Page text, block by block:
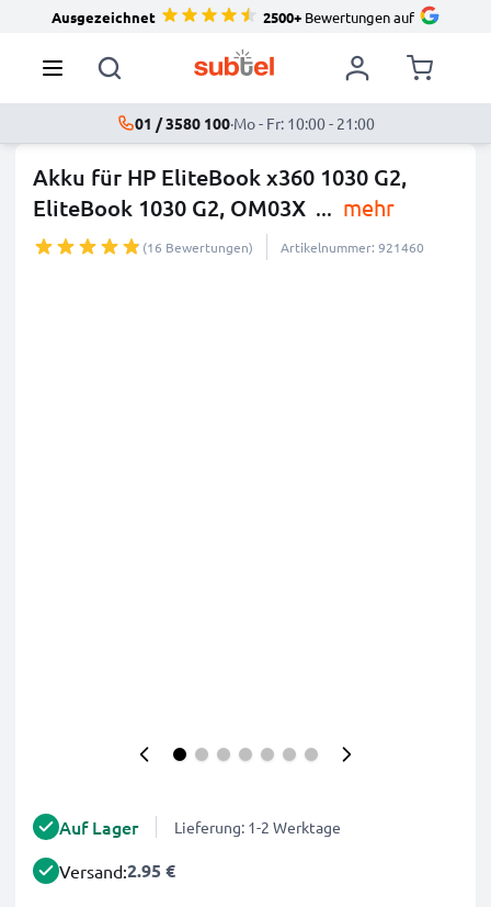
Ausgezeichnet 2500+Bewertungen auf
01 / 3580 100·Mo - Fr: 10:00 - 21:00
Akku für HP EliteBook x360 1030 G2,
EliteBook 1030 G2, OM03X ... mehr
(16 Bewertungen) Artikelnummer: 921460
Auf Lager Lieferung: 1-2 Werktage
Versand:2.95 €